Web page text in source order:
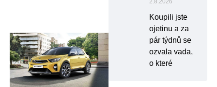
2.8.2026
Koupili jste
ojetinu a za
pár týdnů se
ozvala vada,
o které